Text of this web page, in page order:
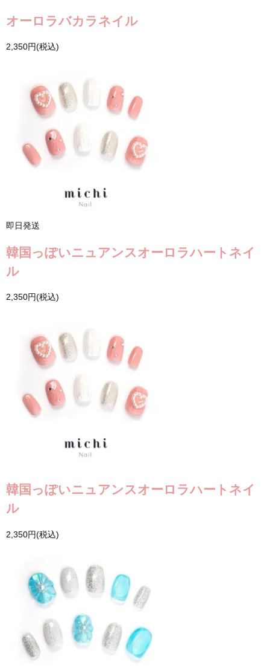
オーロラバカラネイル
2,350円(税込)
即日発送
韓国っぽいニュアンスオーロラハートネイ
ル
2,350円(税込)
韓国っぽいニュアンスオーロラハートネイ
ル
2,350円(税込)